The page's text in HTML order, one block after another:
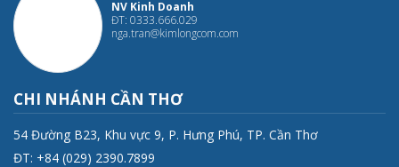
NV Kinh Doanh
ĐT: 0333.666.029
nga.tran@kimlongcom.com
CHI NHÁNH CẦN THƠ
54 Đường B23, Khu vực 9, P. Hưng Phú, TP. Cần Thơ
ĐT: +84 (029) 2390.7899